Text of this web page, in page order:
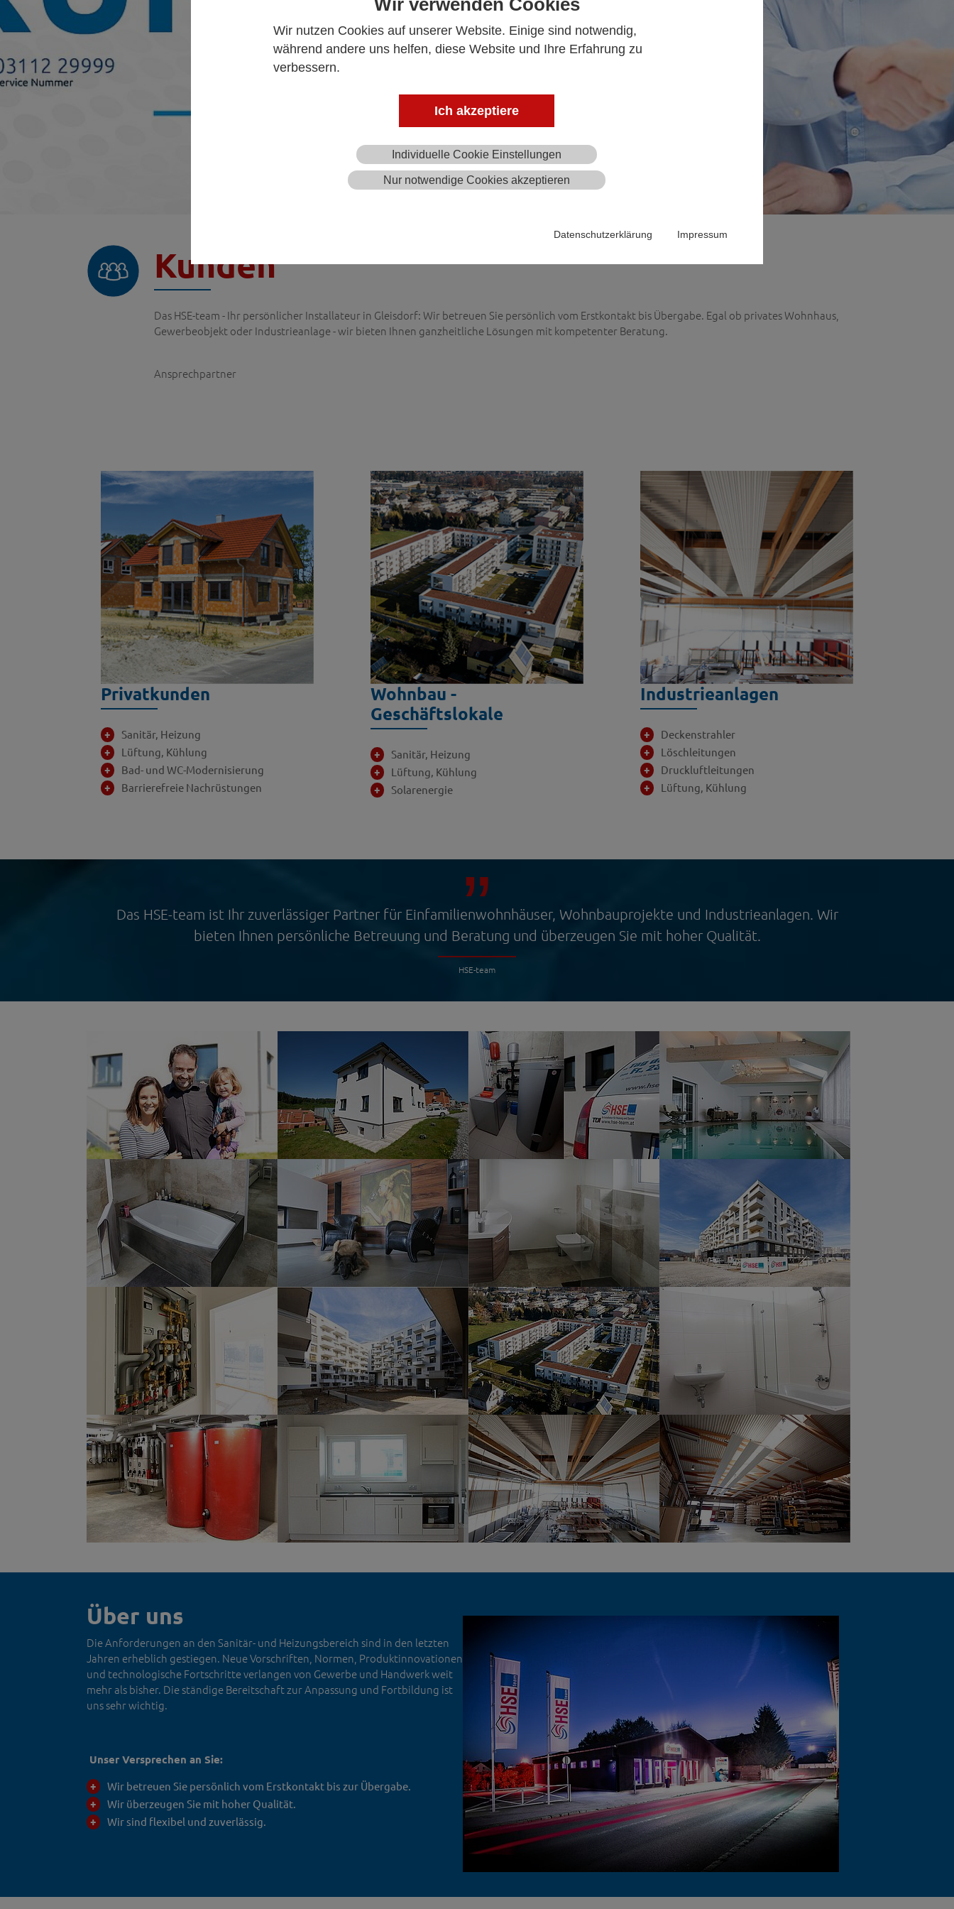
Wir nutzen Cookies auf unserer Website. Einige sind notwendig,
während andere uns helfen, diese Website und Ihre Erfahrung zu
verbessern.
Ich akzeptiere
Individuelle Cookie Einstellungen
Nur notwendige Cookies akzeptieren
Datenschutzerklärung Impressum
Kunden
Das HSE-team - Ihr persönlicher Installateur in Gleisdorf: Wir betreuen Sie persönlich vom Erstkontakt bis Übergabe. Egal ob privates Wohnhaus,
Gewerbeobjekt oder Industrieanlage - wir bieten Ihnen ganzheitliche Lösungen mit kompetenter Beratung.
Ansprechpartner
Privatkunden
Sanitär, Heizung
Lüftung, Kühlung
Bad- und WC-Modernisierung
Barrierefreie Nachrüstungen
Wohnbau -
Geschäftslokale
Sanitär, Heizung
Lüftung, Kühlung
Solarenergie
Industrieanlagen
Deckenstrahler
Löschleitungen
Druckluftleitungen
Lüftung, Kühlung
Das HSE-team ist Ihr zuverlässiger Partner für Einfamilienwohnhäuser, Wohnbauprojekte und Industrieanlagen. Wir
bieten Ihnen persönliche Betreuung und Beratung und überzeugen Sie mit hoher Qualität.
HSE-team
Über uns
Die Anforderungen an den Sanitär- und Heizungsbereich sind in den letzten
Jahren erheblich gestiegen. Neue Vorschriften, Normen, Produktinnovationen
und technologische Fortschritte verlangen von Gewerbe und Handwerk weit
mehr als bisher. Die ständige Bereitschaft zur Anpassung und Fortbildung ist
uns sehr wichtig.
Unser Versprechen an Sie:
Wir betreuen Sie persönlich vom Erstkontakt bis zur Übergabe.
Wir überzeugen Sie mit hoher Qualität.
Wir sind flexibel und zuverlässig.